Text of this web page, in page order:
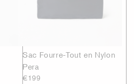
Sac Fourre-Tout en Nylon
Pera
€199